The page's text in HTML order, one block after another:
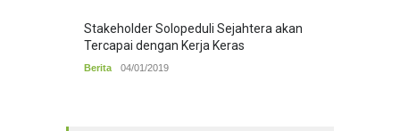
Stakeholder Solopeduli Sejahtera akan
Tercapai dengan Kerja Keras
Berita 04/01/2019